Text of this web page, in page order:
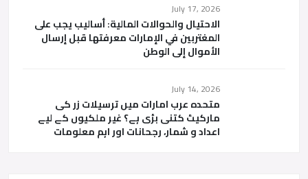
July 17, 2026
الاحتيال والحوالات المالية: أساليب يجب على
المغتربين في الإمارات معرفتها قبل إرسال
الأموال إلى الوطن
July 14, 2026
متحدہ عرب امارات میں ترسیلات زر کی
مارکیٹ کتنی بڑی ہے؟ غیر ملکیوں کے لیے
اعداد و شمار، رجحانات اور اہم معلومات